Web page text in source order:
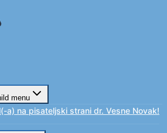
menu
a) na pisateljski strani dr. Vesne Novak!